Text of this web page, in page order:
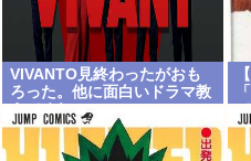
VIVANTO見終わったがおも
ろった。他に面白いドラマ教
えてくれ